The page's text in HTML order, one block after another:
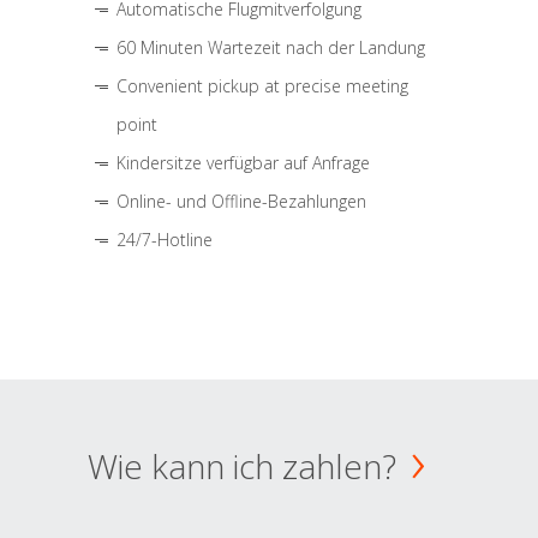
Automatische Flugmitverfolgung
60 Minuten Wartezeit nach der Landung
Convenient pickup at precise meeting
point
Kindersitze verfügbar auf Anfrage
Online- und Offline-Bezahlungen
24/7-Hotline
Wie kann ich zahlen?